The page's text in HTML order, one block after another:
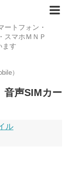
トフォン・
スマホＭＮＰ
ます
）
音声SIMカー
ル